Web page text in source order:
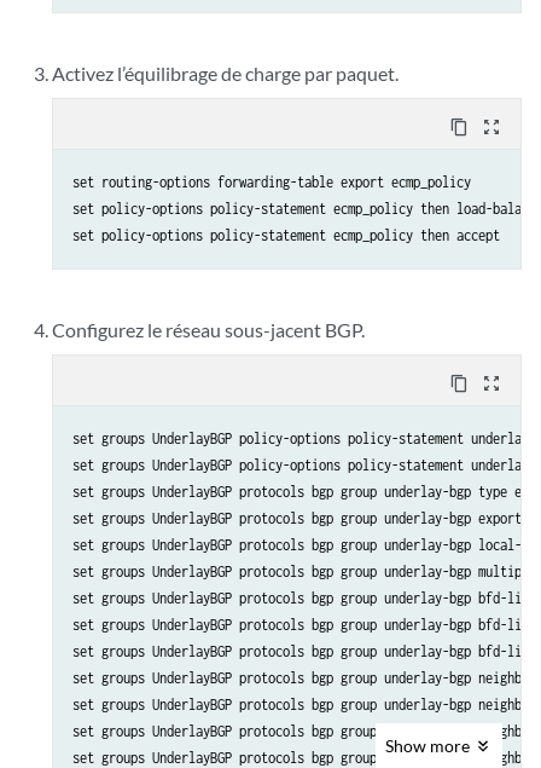
Activez l’équilibrage de charge par paquet.
content_copy zoom_out_map
set routing-options forwarding-table export ecmp_policy
set policy-options policy-statement ecmp_policy then load-
Configurez le réseau sous-jacent BGP.
content_copy zoom_out_map
set groups UnderlayBGP policy-options policy-statement
set groups UnderlayBGP policy-options policy-statement
set groups UnderlayBGP protocols bgp group underlay-bgp type
set groups UnderlayBGP protocols bgp group underlay-bgp export
set groups UnderlayBGP protocols bgp group underlay-bgp local-as
set groups UnderlayBGP protocols bgp group underlay-bgp
set groups UnderlayBGP protocols bgp group underlay-bgp bfd-
set groups UnderlayBGP protocols bgp group underlay-bgp bfd-
set groups UnderlayBGP protocols bgp group underlay-bgp bfd-
set groups UnderlayBGP protocols bgp group underlay-bgp
set groups UnderlayBGP protocols bgp group underlay-bgp
set groups UnderlayBGP protocols bgp group underlay-bgp
set groups UnderlayBGP protocols bgp group underlay-bgp
Show more